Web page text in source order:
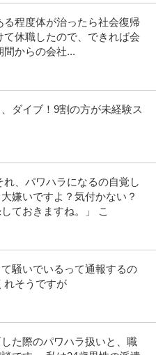
程度体が治ったら社会復帰
休職したので、できれば会
間からの会社...
ダイブ！9割の方が未経験ス
れ、パワハラになるの自覚し
嫌いですよ？気付かない？
ておきますね。」 こ
騒いでいるって通報するの
れそうですが
た際のパワハラ扱いと、職